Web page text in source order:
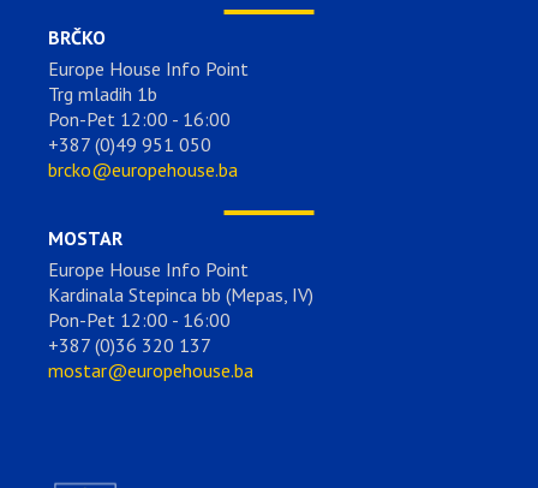
BRČKO
Europe House Info Point
Trg mladih 1b
Pon-Pet 12:00 - 16:00
+387 (0)49 951 050
brcko@europehouse.ba
MOSTAR
Europe House Info Point
Kardinala Stepinca bb (Mepas, IV)
Pon-Pet 12:00 - 16:00
+387 (0)36 320 137
mostar@europehouse.ba